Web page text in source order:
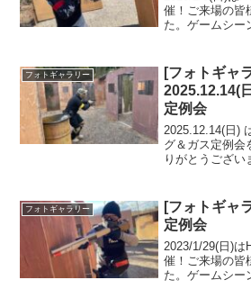
催！ご来場の皆
た。ゲームシー
ております。フ
(Google ...
フォトギャラリー
[フォトギャ
2025.12.14(
定例会
2025.12.14(日)
グ＆ガス定例会
りがとうござい
のご来場をお待
アル...
フォトギャラリー
[フォトギャ
定例会
2023/1/29(日)は
催！ご来場の皆
た。ゲームシー